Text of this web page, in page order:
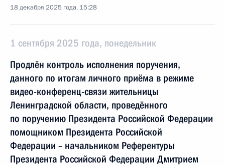
18 декабря 2025 года, 15:28
1 сентября 2025 года, понедельник
Продлён контроль исполнения поручения,
данного по итогам личного приёма в режиме
видео-конференц-связи жительницы
Ленинградской области, проведённого
по поручению Президента Российской Федерации
помощником Президента Российской
Федерации – начальником Референтуры
Президента Российской Федерации Дмитрием